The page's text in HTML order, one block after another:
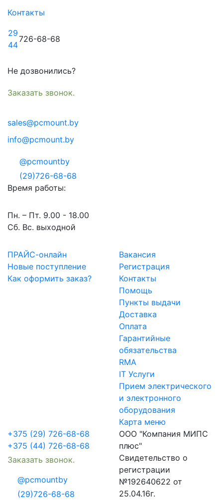
Контакты
29
44
726-68-68
Не дозвонились?
Заказать звонок.
sales@pcmount.by
info@pcmount.by
@pcmountby
(29)726-68-68
Время работы:
Пн. – Пт. 9.00 - 18.00
Сб. Вс. выходной
ПРАЙС-онлайн
Новые поступление
Как оформить заказ?
Вакансия
Регистрация
Контакты
Помощь
Пункты выдачи
Доставка
Оплата
Гарантийные
обязательства
RMA
IT Услуги
Прием электрического
и электронного
оборудования
Карта меню
+375 (29) 726-68-68
+375 (44) 726-68-68
Заказать звонок.
@pcmountby
(29)726-68-68
ООО "Компания МИПС
плюс"
Свидетельство о
регистрации
№192640622 от
25.04.16г.